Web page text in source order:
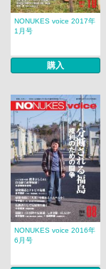
NONUKES voice 2017年
1月号
購入
NONUKES voice 2016年
6月号